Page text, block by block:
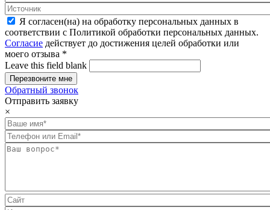
Я согласен(на) на обработку персональных данных в
соответствии с Политикой обработки персональных данных.
Согласие действует до достижения целей обработки или
моего отзыва *
Leave this field blank
Обратный звонок
Отправить заявку
×